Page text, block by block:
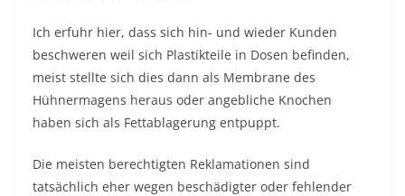
Ich erfuhr hier, dass sich hin- und wieder Kunden
beschweren weil sich Plastikteile in Dosen befinden,
meist stellte sich dies dann als Membrane des
Hühnermagens heraus oder angebliche Knochen
haben sich als Fettablagerung entpuppt.
Die meisten berechtigten Reklamationen sind
tatsächlich eher wegen beschädigter oder fehlender